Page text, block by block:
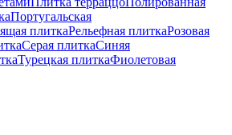
Португальская
плиткаРельефная плиткаРозовая
Серая плиткаСиняя
Турецкая плиткаФиолетовая